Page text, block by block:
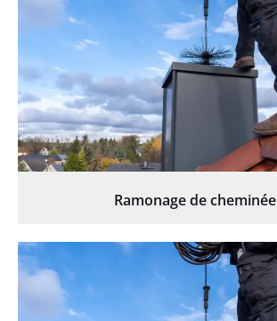
Ramonage de cheminée